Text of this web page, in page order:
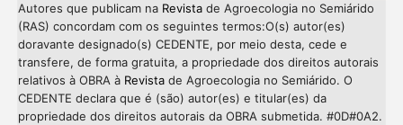
Autores que publicam na Revistade Agroecologia no Semiárido
(RAS) concordam com os seguintes termos:O(s) autor(es)
doravante designado(s) CEDENTE, por meio desta, cede e
transfere, de forma gratuita, a propriedade dos direitos autorais
relativos à OBRA à Revistade Agroecologia no Semiárido. O
CEDENTE declara que é (são) autor(es) e titular(es) da
propriedade dos direitos autorais da OBRA submetida. #0D#0A2.